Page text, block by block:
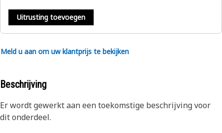
Uitrusting toevoegen
Meld u aan om uw klantprijs te bekijken
Beschrijving
Er wordt gewerkt aan een toekomstige beschrijving voor
dit onderdeel.